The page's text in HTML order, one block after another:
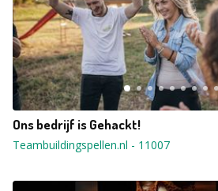
Ons bedrijf is Gehackt!
Teambuildingspellen.nl - 11007